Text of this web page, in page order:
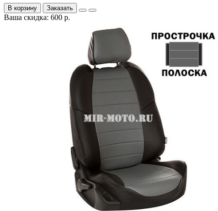
В корзину Заказать
Ваша скидка: 600 р.